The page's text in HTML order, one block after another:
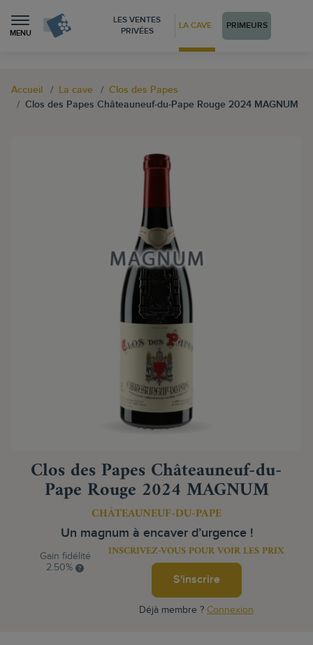
MENU
LES VENTES
PRIVÉES
LA CAVE PRIMEURS
Accueil La cave
Clos des Papes
Clos des Papes Châteauneuf-du-Pape Rouge 2024 MAGNUM
Clos des Papes Châteauneuf-du-
Pape Rouge 2024 MAGNUM
CHÂTEAUNEUF-DU-PAPE
Un magnum à encaver d’urgence !
Gain fidélité
2.50%
INSCRIVEZ-VOUS POUR VOIR LES PRIX
S'inscrire
Déjà membre ? Connexion